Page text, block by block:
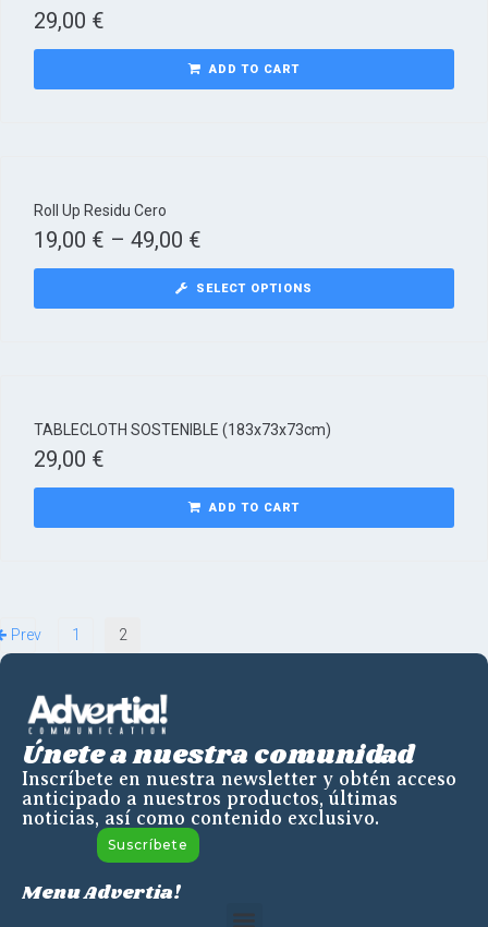
29,00 €
ADD TO CART
Roll Up Residu Cero
19,00 € – 49,00 €
SELECT OPTIONS
TABLECLOTH SOSTENIBLE (183x73x73cm)
29,00 €
ADD TO CART
Prev 1 2
Únete a nuestra comunidad
Inscríbete en nuestra newsletter y obtén acceso
anticipado a nuestros productos, últimas
noticias, así como contenido exclusivo.
Suscríbete
Menu Advertia!